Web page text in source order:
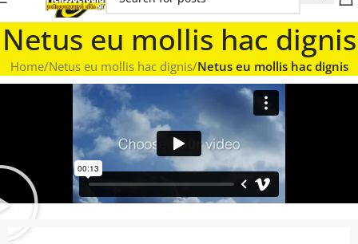
Netus eu mollis hac dignis
Home/Netus eu mollis hac dignis/Netus eu mollis hac dignis